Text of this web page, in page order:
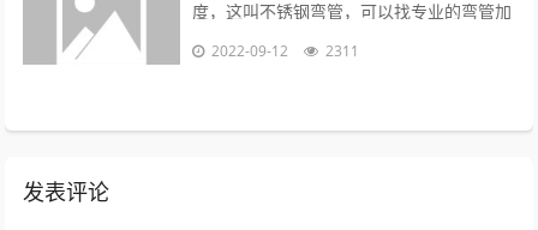
度，这叫不锈钢弯管，可以找专业的弯管加
工厂做，佳麒。...
2022-09-12 2311
发表评论